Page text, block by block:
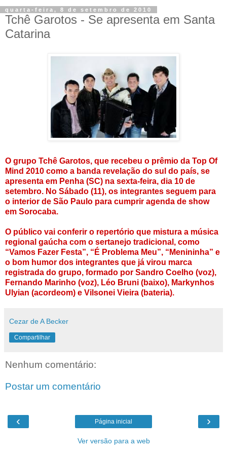
quarta-feira, 8 de setembro de 2010
Tchê Garotos - Se apresenta em Santa
O grupo Tchê Garotos, que recebeu o prêmio da Top Of
Mind 2010 como a banda revelação do sul do país, se
apresenta em Penha (SC) na sexta-feira, dia 10 de
setembro. No Sábado (11), os integrantes seguem para
o interior de São Paulo para cumprir agenda de show
em Sorocaba.
O público vai conferir o repertório que mistura a música
regional gaúcha com o sertanejo tradicional, como
“Vamos Fazer Festa”, “É Problema Meu”, “Menininha” e
o bom humor dos integrantes que já virou marca
registrada do grupo, formado por Sandro Coelho (voz),
Fernando Marinho (voz), Léo Bruni (baixo), Markynhos
Ulyian (acordeom) e Vilsonei Vieira (bateria).
Cezar de A Becker
Compartilhar
Nenhum comentário:
Postar um comentário
‹ ›
Página inicial
Ver versão para a web